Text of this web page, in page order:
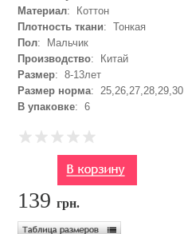
Материал: Коттон
Плотность ткани: Тонкая
Пол: Мальчик
Производство: Китай
Размер: 8-13лет
Размер норма: 25,26,27,28,29,30
В упаковке: 6
139грн.